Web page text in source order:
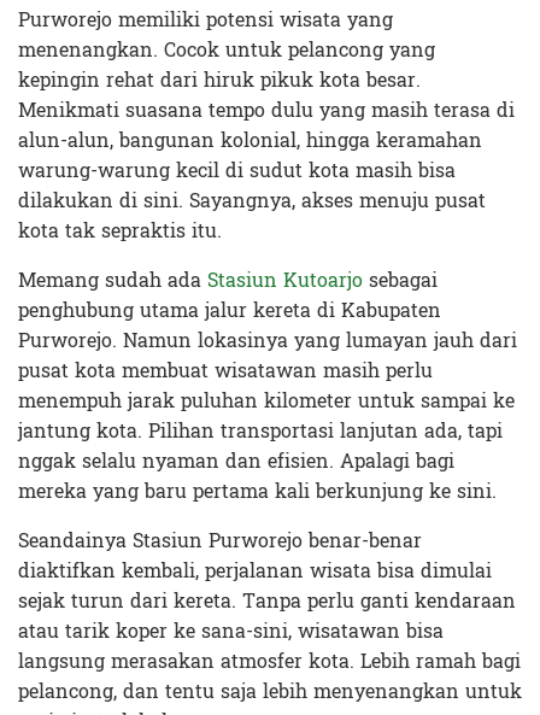
Purworejo memiliki potensi wisata yang
menenangkan. Cocok untuk pelancong yang
kepingin rehat dari hiruk pikuk kota besar.
Menikmati suasana tempo dulu yang masih terasa di
alun-alun, bangunan kolonial, hingga keramahan
warung-warung kecil di sudut kota masih bisa
dilakukan di sini. Sayangnya, akses menuju pusat
kota tak sepraktis itu.
Memang sudah ada Stasiun Kutoarjosebagai
penghubung utama jalur kereta di Kabupaten
Purworejo. Namun lokasinya yang lumayan jauh dari
pusat kota membuat wisatawan masih perlu
menempuh jarak puluhan kilometer untuk sampai ke
jantung kota. Pilihan transportasi lanjutan ada, tapi
nggak selalu nyaman dan efisien. Apalagi bagi
mereka yang baru pertama kali berkunjung ke sini.
Seandainya Stasiun Purworejo benar-benar
diaktifkan kembali, perjalanan wisata bisa dimulai
sejak turun dari kereta. Tanpa perlu ganti kendaraan
atau tarik koper ke sana-sini, wisatawan bisa
langsung merasakan atmosfer kota. Lebih ramah bagi
pelancong, dan tentu saja lebih menyenangkan untuk